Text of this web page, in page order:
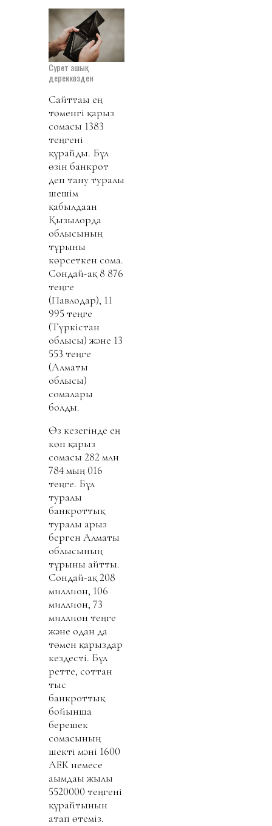
Сурет ашық
дереккөзден
Сайттағы ең
төменгі қарыз
сомасы 1383
теңгені
құрайды. Бұл
өзін банкрот
деп тану туралы
шешім
қабылдаған
Қызылорда
облысының
тұрғыны
көрсеткен сома.
Сондай-ақ 8 876
теңге
(Павлодар), 11
995 теңге
(Түркістан
облысы) және 13
553 теңге
(Алматы
облысы)
сомалары
болды.
Өз кезегінде ең
көп қарыз
сомасы 282 млн
784 мың 016
теңге. Бұл
туралы
банкроттық
туралы арыз
берген Алматы
облысының
тұрғыны айтты.
Сондай-ақ 208
миллион, 106
миллион, 73
миллион теңге
және одан да
төмен қарыздар
кездесті. Бұл
ретте, соттан
тыс
банкроттық
бойынша
берешек
сомасының
шекті мәні 1600
АЕК немесе
ағымдағы жылы
5520000 теңгені
құрайтынын
атап өтеміз.